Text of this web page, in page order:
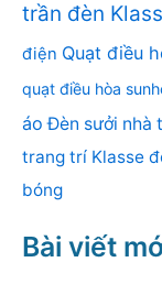
trần đèn
điện Quạt điều
quạt điều hòa
áo Đèn sưởi nhà
trang trí Klasse
bóng
Bài viết